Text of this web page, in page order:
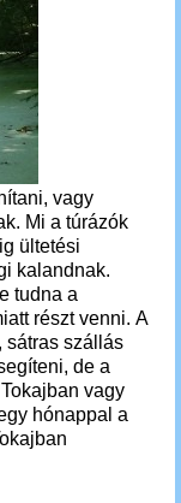
vagy
Mi a túrázók
ültetési
kalandnak.
tudna a
részt venni. A
sátras szállás
de a
vagy
hónappal a